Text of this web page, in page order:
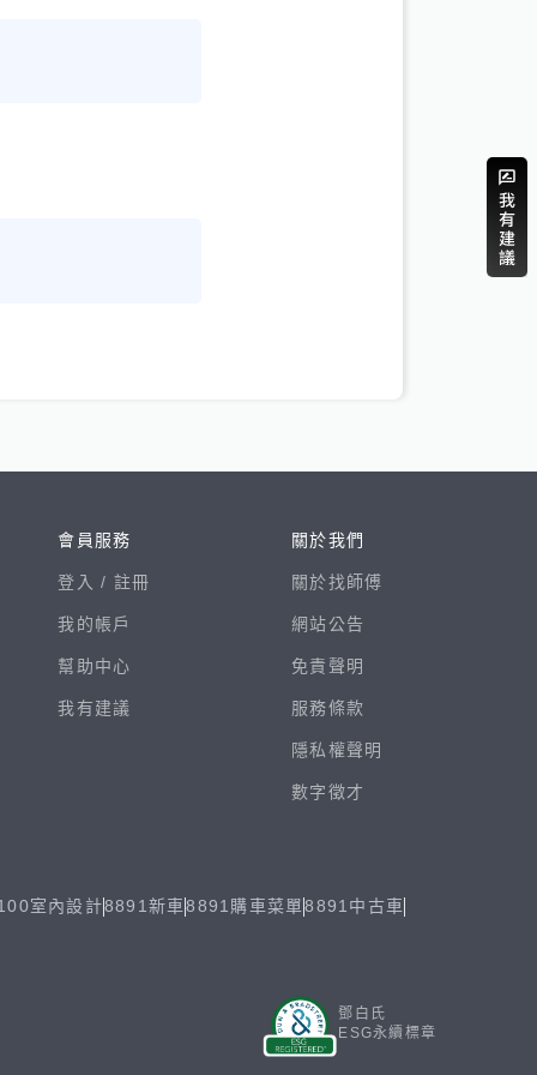
會員服務
登入 / 註冊
我的帳戶
幫助中心
我有建議
關於我們
關於找師傅
網站公告
免責聲明
服務條款
隱私權聲明
數字徵才
室內設計8891新車 8891購車菜單 8891中古車
鄧白氏
ESG永續標章